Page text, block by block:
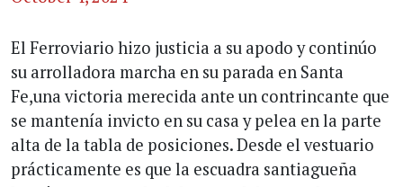
El Ferroviario hizo justicia a su apodo y continúo
su arrolladora marcha en su parada en Santa
Fe,una victoria merecida ante un contrincante que
se mantenía invicto en su casa y pelea en la parte
alta de la tabla de posiciones. Desde el vestuario
prácticamente es que la escuadra santiagueña